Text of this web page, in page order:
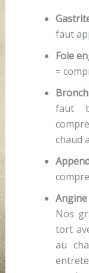
faut
Foie
=
faut
chaud
Nos
tort
au